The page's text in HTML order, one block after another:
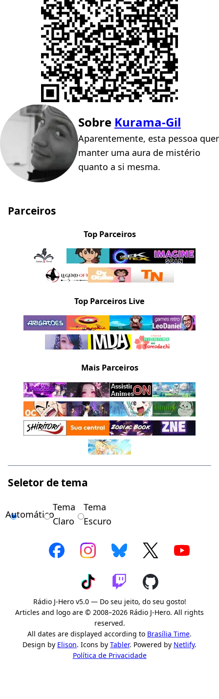
Sobre Kurama-Gil
Aparentemente, esta pessoa quer
manter uma aura de mistério
quanto a si mesma.
Parceiros
Top Parceiros
Top Parceiros Live
Mais Parceiros
Seletor de tema
Automático
Tema
Claro
Tema
Escuro
Rádio J-Hero v5.0 — Do seu jeito, do seu gosto!
Articles and logo are © 2008–2026 Rádio J-Hero. All rights
reserved.
All dates are displayed according to Brasília Time.
Design by Elison. Icons by Tabler. Powered by Netlify.
Política de Privacidade